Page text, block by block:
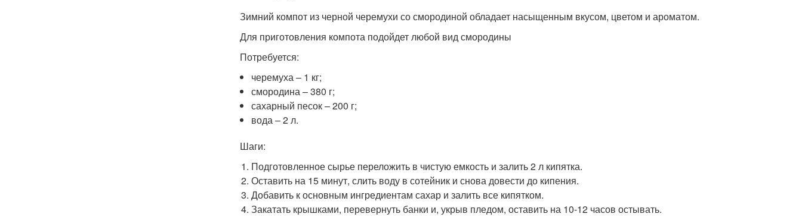
Зимний компот из черной черемухи со смородиной обладает насыщенным вкусом, цветом и ароматом.
Для приготовления компота подойдет любой вид смородины
Потребуется:
черемуха – 1 кг;
смородина – 380 г;
сахарный песок – 200 г;
вода – 2 л.
Шаги:
Подготовленное сырье переложить в чистую емкость и залить 2 л кипятка.
Оставить на 15 минут, слить воду в сотейник и снова довести до кипения.
Добавить к основным ингредиентам сахар и залить все кипятком.
Закатать крышками, перевернуть банки и, укрыв пледом, оставить на 10-12 часов остывать.